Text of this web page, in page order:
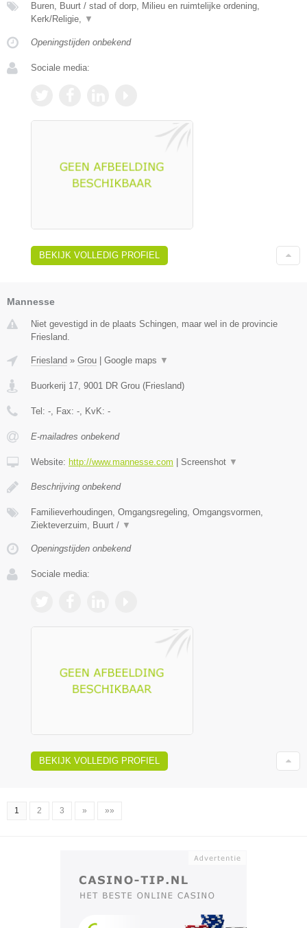
Buren, Buurt / stad of dorp, Milieu en ruimtelijke ordening,
Kerk/Religie, ▼
Openingstijden onbekend
Sociale media:
BEKIJK VOLLEDIG PROFIEL
Mannesse
Niet gevestigd in de plaats Schingen, maar wel in de provincie
Friesland.
Friesland » Grou Google maps ▼
Buorkerij 17 9001 DR Grou (Friesland)
Tel: - , Fax: - , KvK: -
E-mailadres onbekend
Website: http://www.mannesse.com Screenshot ▼
Beschrijving onbekend
Familieverhoudingen, Omgangsregeling, Omgangsvormen,
Ziekteverzuim, Buurt / ▼
Openingstijden onbekend
Sociale media:
BEKIJK VOLLEDIG PROFIEL
1 2 3 » »»